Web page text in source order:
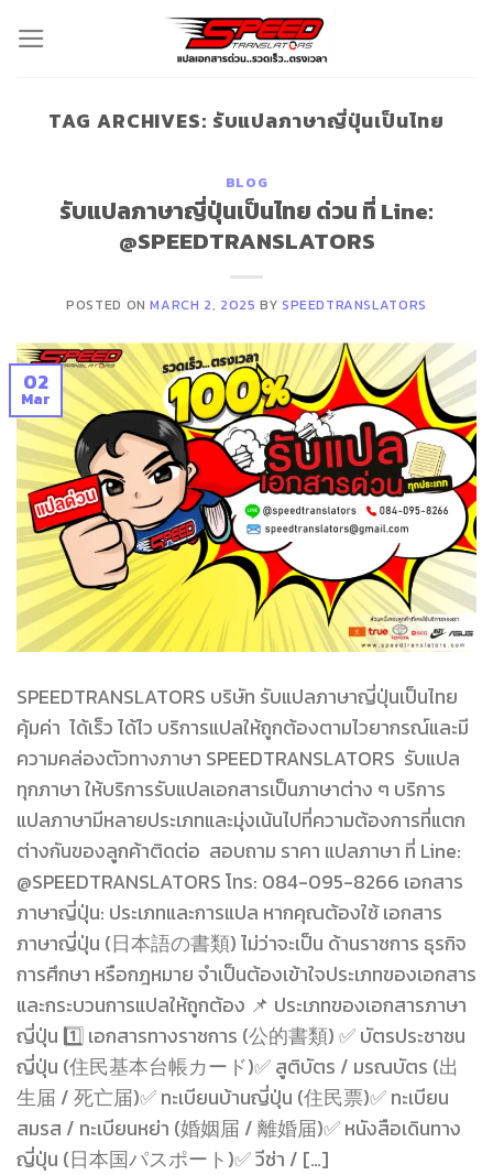
TAG ARCHIVES: รับแปลภาษาญี่ปุ่นเป็นไทย
BLOG
รับแปลภาษาญี่ปุ่นเป็นไทย ด่วน ที่ Line:
@SPEEDTRANSLATORS
POSTED ONMARCH 2, 2025 BY SPEEDTRANSLATORS
02
Mar
SPEEDTRANSLATORS บริษัท รับแปลภาษาญี่ปุ่นเป็นไทย
คุ้มค่า ได้เร็ว ได้ไว บริการแปลให้ถูกต้องตามไวยากรณ์และมี
ความคล่องตัวทางภาษา SPEEDTRANSLATORS รับแปล
ทุกภาษา ให้บริการรับแปลเอกสารเป็นภาษาต่าง ๆ บริการ
แปลภาษามีหลายประเภทและมุ่งเน้นไปที่ความต้องการที่แตก
ต่างกันของลูกค้าติดต่อ สอบถาม ราคา แปลภาษา ที่ Line:
@SPEEDTRANSLATORS โทร: 084-095-8266 เอกสาร
ภาษาญี่ปุ่น: ประเภทและการแปล หากคุณต้องใช้ เอกสาร
ภาษาญี่ปุ่น (日本語の書類) ไม่ว่าจะเป็น ด้านราชการ ธุรกิจ
การศึกษา หรือกฎหมาย จำเป็นต้องเข้าใจประเภทของเอกสาร
และกระบวนการแปลให้ถูกต้อง 📌 ประเภทของเอกสารภาษา
ญี่ปุ่น 1️⃣ เอกสารทางราชการ (公的書類) ✅ บัตรประชาชน
ญี่ปุ่น (住民基本台帳カード)✅ สูติบัตร / มรณบัตร (出
生届 / 死亡届)✅ ทะเบียนบ้านญี่ปุ่น (住民票)✅ ทะเบียน
สมรส / ทะเบียนหย่า (婚姻届 / 離婚届)✅ หนังสือเดินทาง
ญี่ปุ่น (日本国パスポート)✅ วีซ่า / […]